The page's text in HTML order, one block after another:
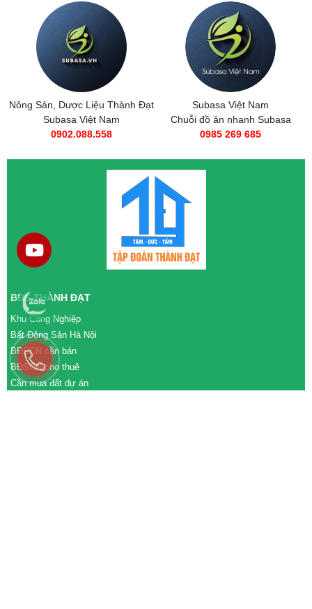
Nông Sản, Dược Liệu Thành Đạt
Subasa Việt Nam
0902.088.558
Subasa Việt Nam
Chuỗi đồ ăn nhanh Subasa
0985 269 685
BĐS THÀNH ĐẠT
Khu Công Nghiệp
Bất Động Sản Hà Nội
BĐSCN cần bán
BĐSCN cho thuê
Cần mua đất dự án